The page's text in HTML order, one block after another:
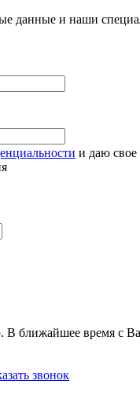
данные и наши
и даю свое
ближайшее время с
звонок